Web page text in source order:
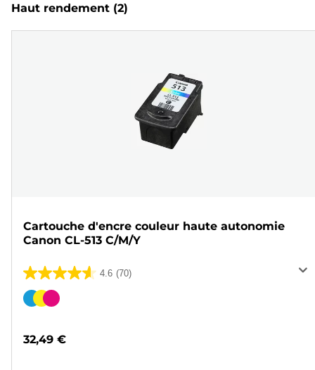
Haut rendement (2)
Cartouche d'encre couleur haute autonomie
Canon CL-513 C/M/Y
4.6 (70)
4.6
sur
70
Cartouche
32,49 €